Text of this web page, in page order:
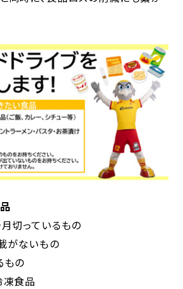
切っているもの
がないもの
もの
凍食品